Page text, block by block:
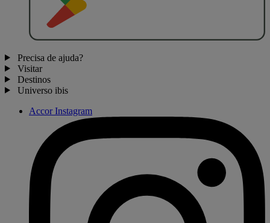
Precisa de ajuda?
Visitar
Destinos
Universo ibis
Accor Instagram